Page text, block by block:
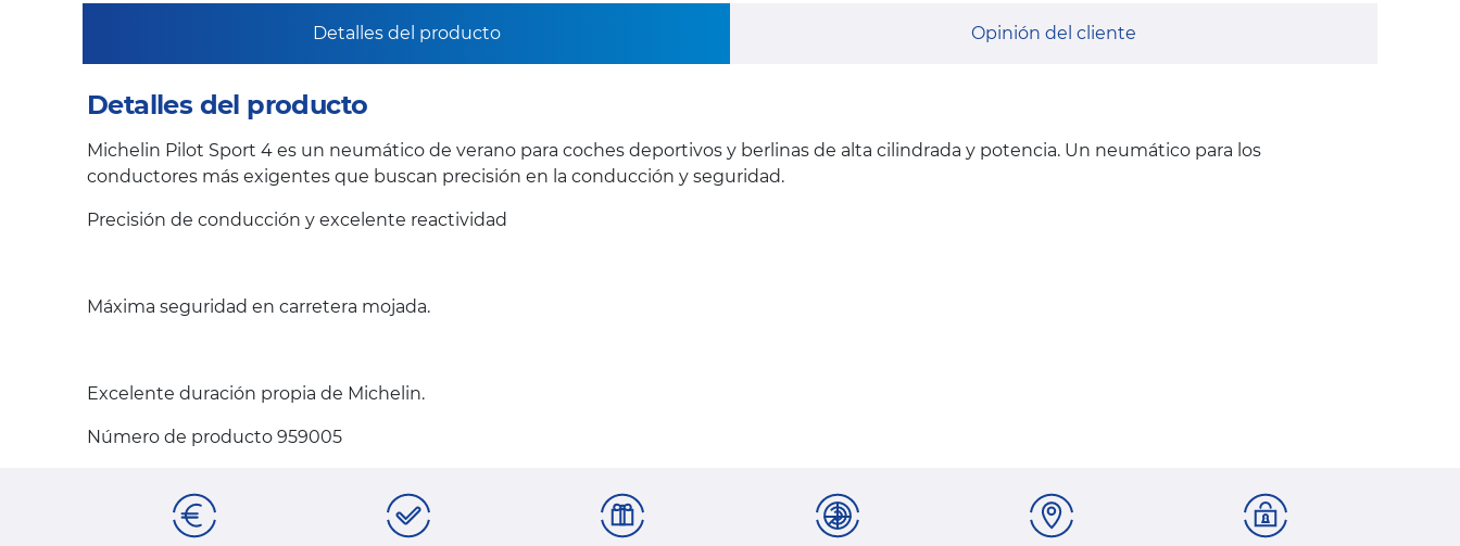
Detalles del producto Opinión del cliente
Detalles del producto
Michelin Pilot Sport 4 es un neumático de verano para coches deportivos y berlinas de alta cilindrada y potencia. Un neumático para los
conductores más exigentes que buscan precisión en la conducción y seguridad.
Precisión de conducción y excelente reactividad
Máxima seguridad en carretera mojada.
Excelente duración propia de Michelin.
Número de producto 959005